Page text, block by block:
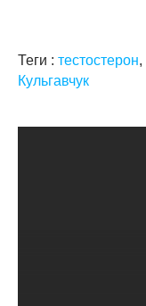
Теги : тестостерон,
Кульгавчук